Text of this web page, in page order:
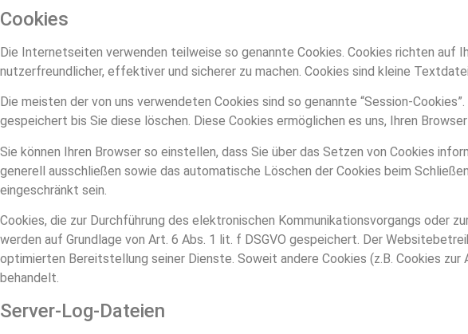
Cookies
Die Internetseiten verwenden teilweise so genannte Cookies. Cookies richten auf
nutzerfreundlicher, effektiver und sicherer zu machen. Cookies sind kleine
Die meisten der von uns verwendeten Cookies sind so genannte “Session-
gespeichert bis Sie diese löschen. Diese Cookies ermöglichen es uns, Ihren
Sie können Ihren Browser so einstellen, dass Sie über das Setzen von Cookies
generell ausschließen sowie das automatische Löschen der Cookies beim
eingeschränkt sein.
Cookies, die zur Durchführung des elektronischen Kommunikationsvorgangs oder
werden auf Grundlage von Art. 6 Abs. 1 lit. f DSGVO gespeichert. Der
optimierten Bereitstellung seiner Dienste. Soweit andere Cookies (z.B. Cookies
behandelt.
Server-Log-Dateien